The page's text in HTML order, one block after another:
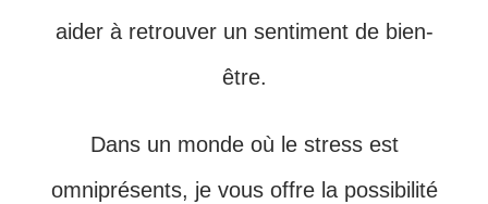
aider à retrouver un sentiment de bien-
être.
Dans un monde où le stress est
omniprésents, je vous offre la possibilité